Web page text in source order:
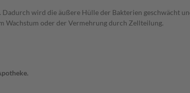
wird die äußere Hülle der Bakterien geschwächt
Wachstum oder der Vermehrung durch Zellteilung.